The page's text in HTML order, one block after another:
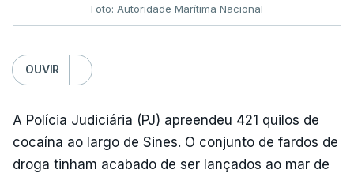
Foto: Autoridade Marítima Nacional
OUVIR
A Polícia Judiciária (PJ) apreendeu 421 quilos de
cocaína ao largo de Sines. O conjunto de fardos de
droga tinham acabado de ser lançados ao mar de